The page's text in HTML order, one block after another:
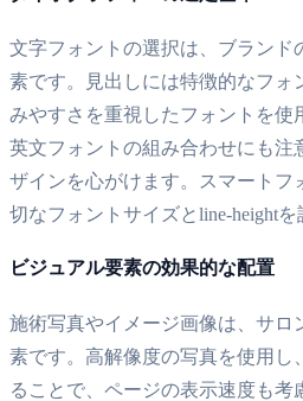
文字フォントの選択は、ブランド
素です。見出しには特徴的なフォ
みやすさを重視したフォントを使
英文フォントの組み合わせにも注
ザインを心がけます。スマートフ
切なフォントサイズとline-heightを
ビジュアル要素の効果的な配置
施術写真やイメージ画像は、サロ
素です。高解像度の写真を使用し
ることで、ページの表示速度も考